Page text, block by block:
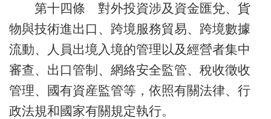
第十四條 對外投資涉及資金匯兌、貨
物與技術進出口、跨境服務貿易、跨境數據
流動、人員出境入境的管理以及經營者集中
審查、出口管制、網絡安全監管、稅收徵收
管理、國有資産監管等，依照有關法律、行
政法規和國家有關規定執行。